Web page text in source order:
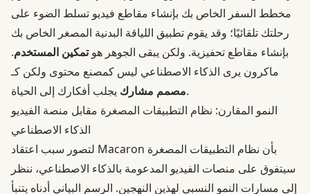
مخطط السفر الخاص بك بإنشاء مقاطع فيديو تسلط الضوء على
رحلتك تلقائيًا؛ وقد يقوم تطبيق اللياقة البدنية المصغر الخاص بك
بإنشاء مقاطع تحفيزية. ولكن يبقى الجوهر هوتمكين المستخدم.
ماكرون يرى الذكاء الاصطناعي ليس كمصنع محتوى ولكن كـ
مصمم مشاركيجلب أفكارك إلى الحياة.
النمو المقارن: نظام التطبيقات المصغرة مقابل منصة الفيديو
الذكاء الاصطناعي
لتصور سبب اعتقاد Macaron بأن نظام التطبيقات المصغرة
سيتفوق على منصات الفيديو المدعومة بالذكاء الاصطناعي، ننظر
إلى مسارات النمو النسبي لهذين النهجين. الرسم البياني أدناه يتنبأ